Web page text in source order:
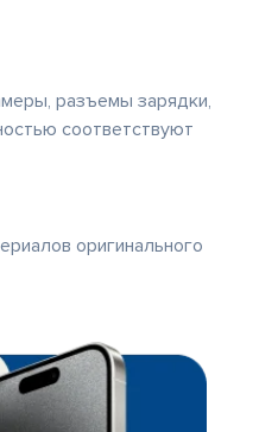
разъемы зарядки,
соответствуют
оригинального